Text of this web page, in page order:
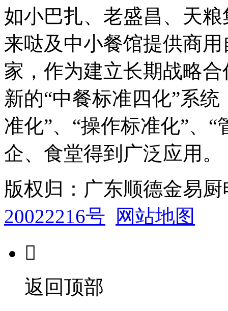
如小巴扎、老盛昌、天
来哒及中小餐馆提供商
家，作为建立长期战略
新的“中餐标准四化”系
准化”、“操作标准化”、
企、食堂得到广泛应用。
版权归：广东顺德金易
20022216号
网站地图

返回顶部